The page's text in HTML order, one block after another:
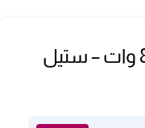
عصارة فواكه اكسبير 800 وات – ستيل